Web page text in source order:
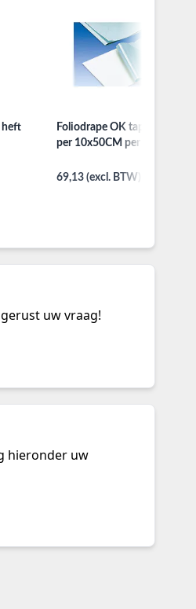
heft
Foliodrape OK tape
per 10x50CM per 115ST
69,13 (excl. BTW)
uw vraag!
hieronder uw